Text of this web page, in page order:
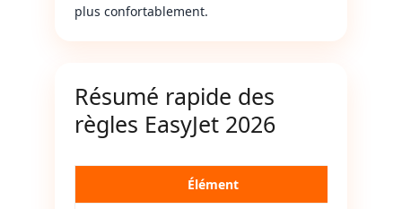
plus confortablement.
Résumé rapide des
règles EasyJet 2026
Élément